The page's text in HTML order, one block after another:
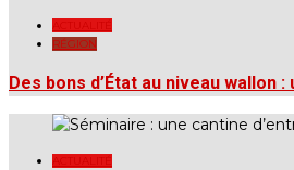
RÉGION
Des bons d’État au niveau